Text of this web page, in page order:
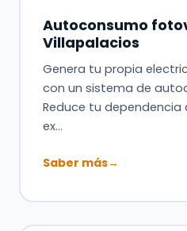
Autoconsumo
Villapalacios
Genera tu propia
con un sistema de
Reduce tu dependencia
ex…
Saber más→